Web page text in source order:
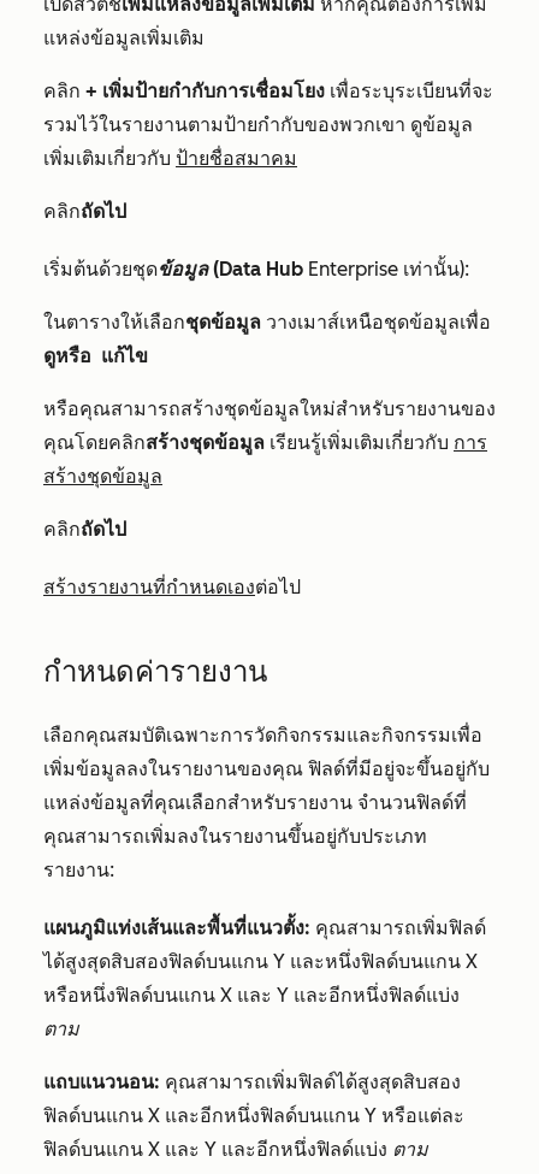
แหล่งข้อมูลเพิ่มเติม
คลิก + เพิ่มป้ายกำกับการเชื่อมโยง เพื่อระบุระเบียนที่จะ
รวมไว้ในรายงานตามป้ายกำกับของพวกเขา ดูข้อมูล
เพิ่มเติมเกี่ยวกับ ป้ายชื่อสมาคม
คลิกถัดไป
เริ่มต้นด้วยชุดข้อมูล (Data Hub Enterprise เท่านั้น):
ในตารางให้เลือกชุดข้อมูล วางเมาส์เหนือชุดข้อมูลเพื่อ
ดูหรือ แก้ไข
หรือคุณสามารถสร้างชุดข้อมูลใหม่สำหรับรายงานของ
คุณโดยคลิกสร้างชุดข้อมูล เรียนรู้เพิ่มเติมเกี่ยวกับ การ
สร้างชุดข้อมูล
คลิกถัดไป
สร้างรายงานที่กำหนดเองต่อไป
กำหนดค่ารายงาน
เลือกคุณสมบัติเฉพาะการวัดกิจกรรมและกิจกรรมเพื่อ
เพิ่มข้อมูลลงในรายงานของคุณ ฟิลด์ที่มีอยู่จะขึ้นอยู่กับ
แหล่งข้อมูลที่คุณเลือกสำหรับรายงาน จำนวนฟิลด์ที่
คุณสามารถเพิ่มลงในรายงานขึ้นอยู่กับประเภท
รายงาน:
แผนภูมิแท่งเส้นและพื้นที่แนวตั้ง: คุณสามารถเพิ่มฟิลด์
ได้สูงสุดสิบสองฟิลด์บนแกน Y และหนึ่งฟิลด์บนแกน X
หรือหนึ่งฟิลด์บนแกน X และ Y และอีกหนึ่งฟิลด์แบ่ง
ตาม
แถบแนวนอน: คุณสามารถเพิ่มฟิลด์ได้สูงสุดสิบสอง
ฟิลด์บนแกน X และอีกหนึ่งฟิลด์บนแกน Y หรือแต่ละ
ฟิลด์บนแกน X และ Y และอีกหนึ่งฟิลด์แบ่ง ตาม